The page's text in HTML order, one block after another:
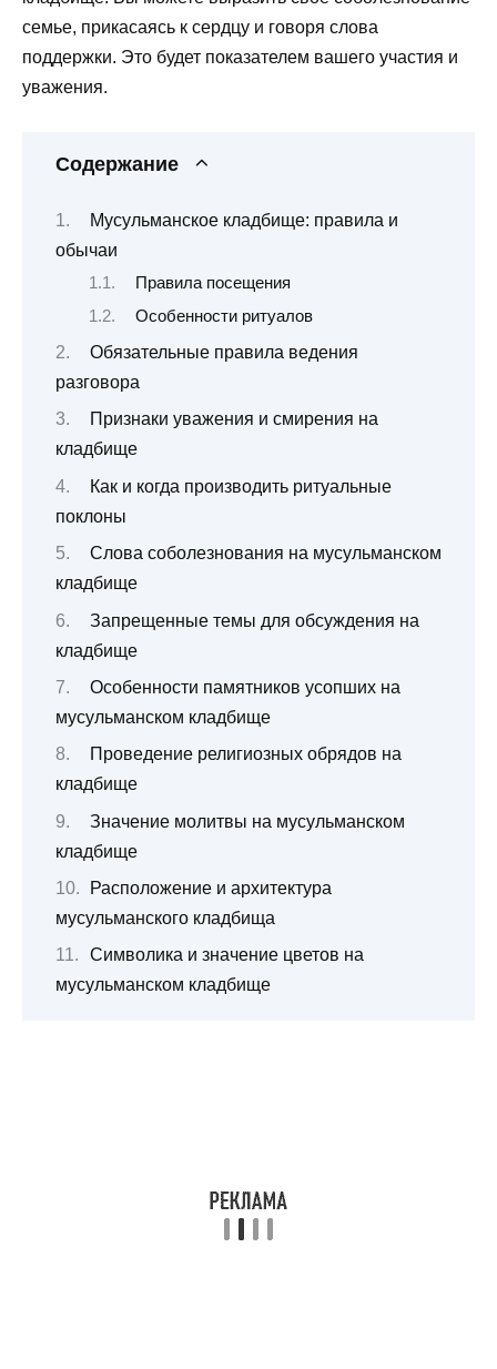
семье, прикасаясь к сердцу и говоря слова
поддержки. Это будет показателем вашего участия и
уважения.
Содержание
Мусульманское кладбище: правила и
обычаи
Правила посещения
Особенности ритуалов
Обязательные правила ведения
разговора
Признаки уважения и смирения на
кладбище
Как и когда производить ритуальные
поклоны
Слова соболезнования на мусульманском
кладбище
Запрещенные темы для обсуждения на
кладбище
Особенности памятников усопших на
мусульманском кладбище
Проведение религиозных обрядов на
кладбище
Значение молитвы на мусульманском
кладбище
Расположение и архитектура
мусульманского кладбища
Символика и значение цветов на
мусульманском кладбище